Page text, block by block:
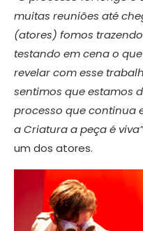
muitas reuniões até
(atores) fomos
testando em cena o
revelar com esse
sentimos que estamos
processo que continua
a Criatura a peça é
um dos atores.